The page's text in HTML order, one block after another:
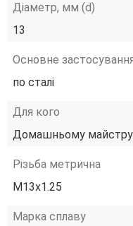
Діаметр, мм (d)
13
Основне
по сталі
Для кого
Домашньому майстру
Різьба метрична
М13х1.25
Марка сплаву